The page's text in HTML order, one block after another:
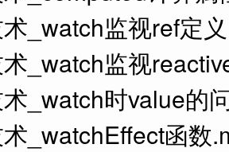
_watch监视ref定
_watch监视
_watch时value的
_watchEffect函数